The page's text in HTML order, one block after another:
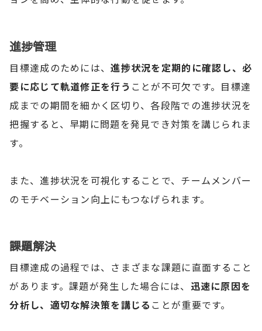
進捗管理
目標達成のためには、進捗状況を定期的に確認し、必
要に応じて軌道修正を行う ことが不可欠です。目標達
成までの期間を細かく区切り、各段階での進捗状況を
把握すると、早期に問題を発見でき対策を講じられま
す。
また、進捗状況を可視化することで、チームメンバー
のモチベーション向上にもつなげられます。
課題解決
目標達成の過程では、さまざまな課題に直面すること
があります。課題が発生した場合には、 迅速に原因を
分析し、適切な解決策を講じる ことが重要です。